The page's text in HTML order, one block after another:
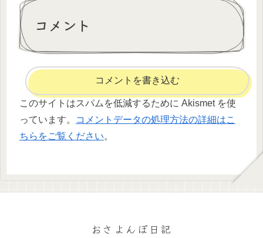
コメント
コメントを書き込む
このサイトはスパムを低減するために Akismet を使
っています。
コメントデータの処理方法の詳細はこ
ちらをご覧ください。
おさよんぼ日記